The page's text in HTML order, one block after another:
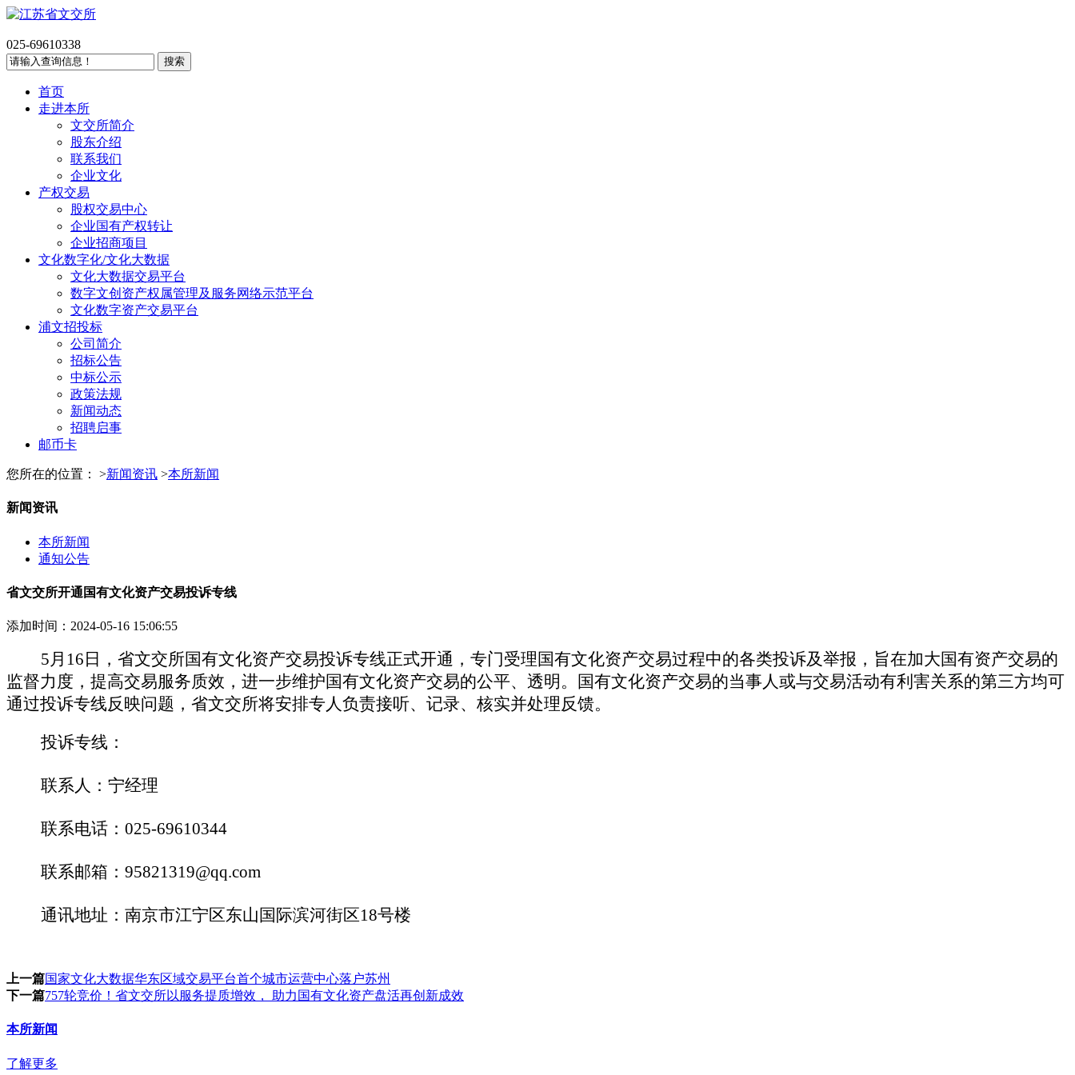
025-69610338
首页
走进本所
文交所简介
股东介绍
联系我们
企业文化
产权交易
股权交易中心
企业国有产权转让
企业招商项目
文化数字化/文化大数据
文化大数据交易平台
数字文创资产权属管理及服务网络示范平台
文化数字资产交易平台
浦文招投标
公司简介
招标公告
中标公示
政策法规
新闻动态
招聘启事
邮币卡
您所在的位置： >新闻资讯 >本所新闻
新闻资讯
本所新闻
通知公告
省文交所开通国有文化资产交易投诉专线
添加时间：2024-05-16 15:06:55
5月 16 日，省文交所国有文化资产交易投诉专线正式开通，专门受理国有文化资产交易过程中的各类投诉及举报，旨在加大国有资产交易的
监督力度，提高交易服务质效，进一步维护国有文化资产交易的公平、透明。国有文化资产交易的当事人或与交易活动有利害关系的第三方均可
通过投诉专线反映问题，省文交所将安排专人负责接听、记录、核实并处理反馈。
投诉专线：
联系人：宁经理
联系电话： 025-69610344
联系邮箱： 95821319@qq.com
通讯地址：南京市江宁区东山国际滨河街区18号楼
上一篇国家文化大数据华东区域交易平台首个城市运营中心落户苏州
下一篇757轮竞价！省文交所以服务提质增效， 助力国有文化资产盘活再创新成效
本所新闻
了解更多